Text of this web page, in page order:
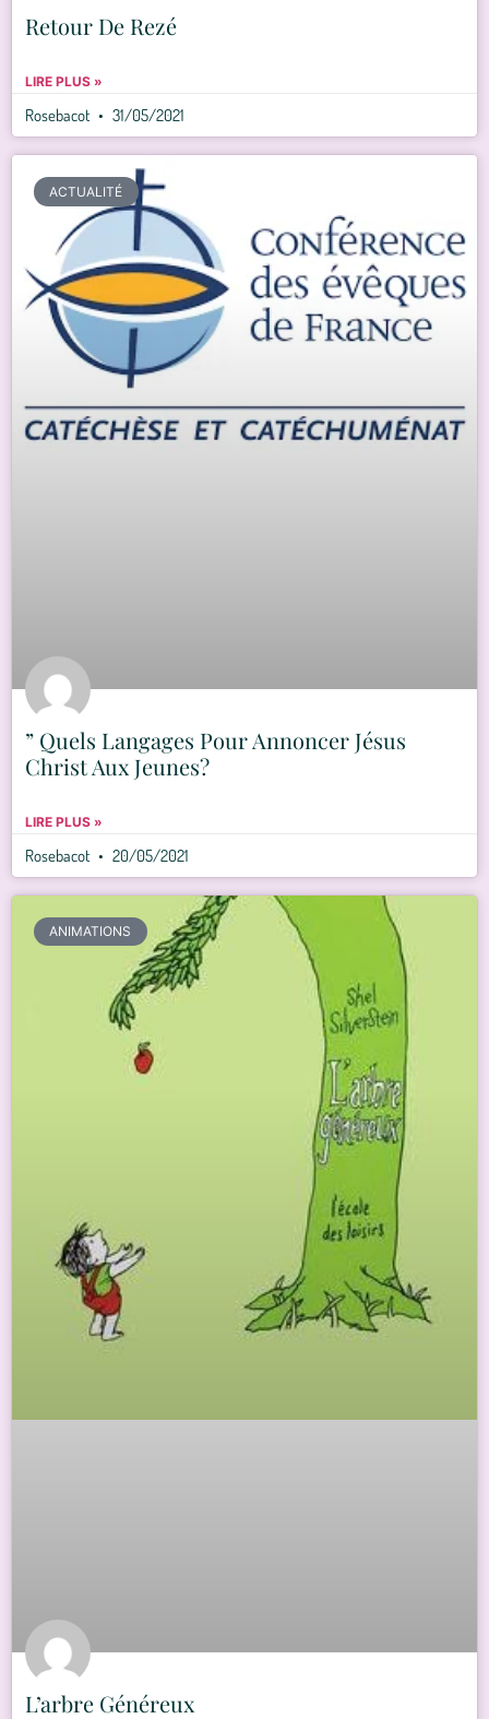
Retour De Rezé
LIRE PLUS »
Rosebacot 31/05/2021
ACTUALITÉ
” Quels Langages Pour Annoncer Jésus
Christ Aux Jeunes?
LIRE PLUS »
Rosebacot 20/05/2021
ANIMATIONS
L’arbre Généreux